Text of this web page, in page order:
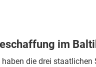
im
haben die drei